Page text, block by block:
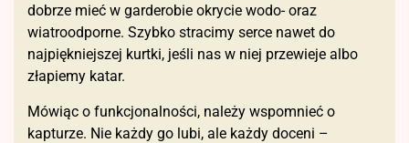
dobrze mieć w garderobie okrycie wodo- oraz
wiatroodporne. Szybko stracimy serce nawet do
najpiękniejszej kurtki, jeśli nas w niej przewieje albo
złapiemy katar.
Mówiąc o funkcjonalności, należy wspomnieć o
kapturze. Nie każdy go lubi, ale każdy doceni –